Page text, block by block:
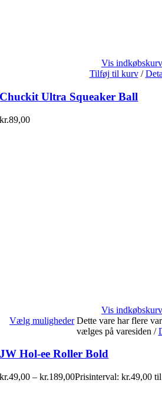
Vis indkøbskurv
Tilføj til kurv /
Chuckit Ultra Squeaker Ball
kr.89,00
Vis indkøbskurv
Vælg muligheder Dette vare har flere
vælges på varesiden /
JW Hol-ee Roller Bold
kr.49,00 – kr.189,00Prisinterval: kr.49,00